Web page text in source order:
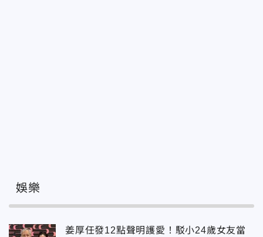
娛樂
姜厚任發12點聲明護愛！駁小24歲女友當